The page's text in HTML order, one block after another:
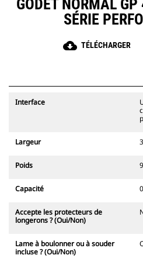
GODET NORMAL
SÉRIE
cloud_download TÉLÉCHARGER
Interface
Largeur
Poids
Capacité
Accepte les protecteurs de
longerons ? (Oui/Non)
Lame à boulonner ou à souder
incluse ? (Oui/Non)